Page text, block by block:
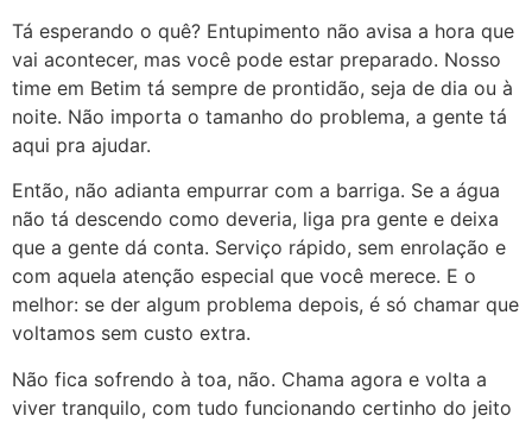
Tá esperando o quê? Entupimento não avisa a hora que
vai acontecer, mas você pode estar preparado. Nosso
time em Betim tá sempre de prontidão, seja de dia ou à
noite. Não importa o tamanho do problema, a gente tá
aqui pra ajudar.
Então, não adianta empurrar com a barriga. Se a água
não tá descendo como deveria, liga pra gente e deixa
que a gente dá conta. Serviço rápido, sem enrolação e
com aquela atenção especial que você merece. E o
melhor: se der algum problema depois, é só chamar que
voltamos sem custo extra.
Não fica sofrendo à toa, não. Chama agora e volta a
viver tranquilo, com tudo funcionando certinho do jeito